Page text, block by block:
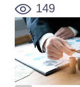
149